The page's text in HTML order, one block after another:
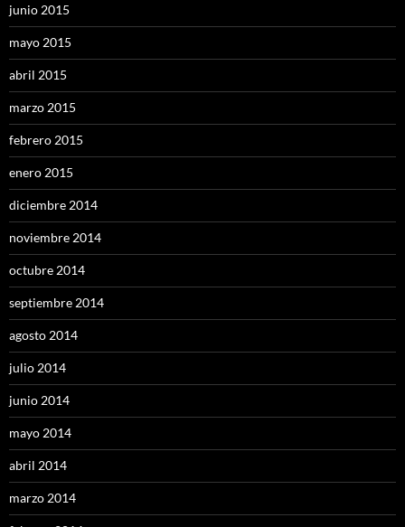
junio 2015
mayo 2015
abril 2015
marzo 2015
febrero 2015
enero 2015
diciembre 2014
noviembre 2014
octubre 2014
septiembre 2014
agosto 2014
julio 2014
junio 2014
mayo 2014
abril 2014
marzo 2014